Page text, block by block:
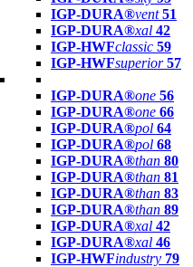
IGP-DURA®vent 51
IGP-DURA®xal 42
IGP-HWFclassic 59
IGP-HWFsuperior 57
IGP-DURA®one 56
IGP-DURA®one 66
IGP-DURA®pol 64
IGP-DURA®pol 68
IGP-DURA®than 80
IGP-DURA®than 81
IGP-DURA®than 83
IGP-DURA®than 89
IGP-DURA®xal 42
IGP-DURA®xal 46
IGP-HWFindustry 79